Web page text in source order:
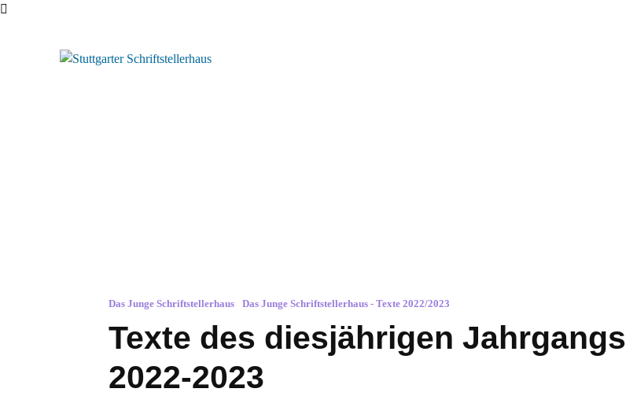
Das Junge Schriftstellerhaus Das Junge Schriftstellerhaus - Texte 2022/2023
Texte des diesjährigen Jahrgangs
2022-2023